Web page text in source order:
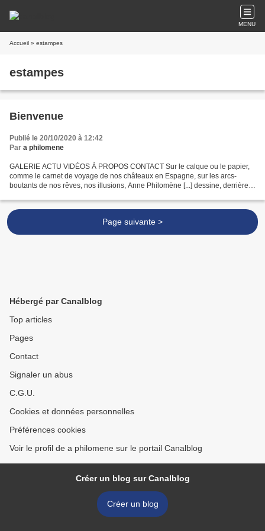
MENU
Accueil » estampes
estampes
Bienvenue
Publié le 20/10/2020 à 12:42
Par a philomene
GALERIE ACTU VIDÉOS À PROPOS CONTACT Sur le calque ou le papier,
comme le carnet de voyage de nos châteaux en Espagne, sur les arcs-
boutants de nos rêves, nos illusions, Anne Philomène [...] dessine, derrière
Page suivante >
Hébergé par Canalblog
Top articles
Pages
Contact
Signaler un abus
C.G.U.
Cookies et données personnelles
Préférences cookies
Voir le profil de a philomene sur le portail Canalblog
Créer un blog sur Canalblog
Créer un blog